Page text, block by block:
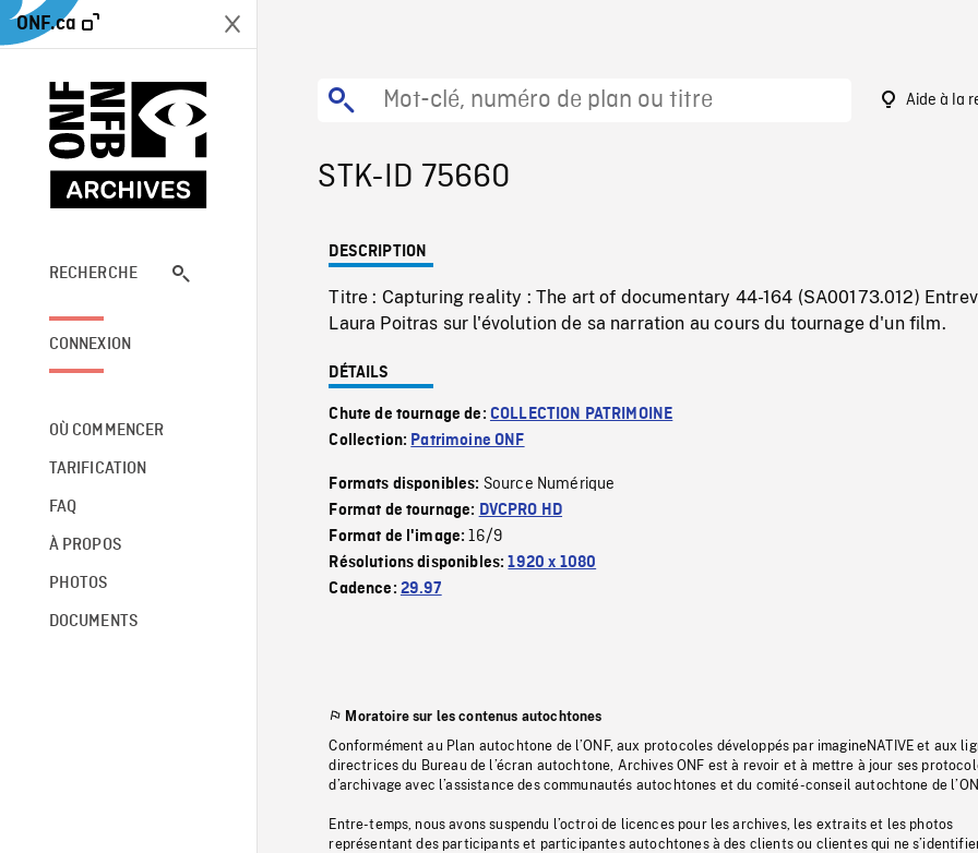
ONF.ca
RECHERCHE
CONNEXION
OÙ COMMENCER
TARIFICATION
FAQ
À PROPOS
PHOTOS
DOCUMENTS
Aide à la
STK-ID 75660
DESCRIPTION
Titre : Capturing reality : The art of documentary 44-164 (SA00173.012)
Laura Poitras sur l'évolution de sa narration au cours du tournage d'un film.
DÉTAILS
Chute de tournage de: COLLECTION PATRIMOINE
Collection: Patrimoine ONF
Formats disponibles: Source Numérique
Format de tournage: DVCPRO HD
Format de l'image:16/9
Résolutions disponibles:1920 x 1080
Cadence: 29.97
Moratoire sur les contenus autochtones
Conformément au Plan autochtone de l’ONF, aux protocoles développés par imagineNATIVE et aux
directrices du Bureau de l’écran autochtone, Archives ONF est à revoir et à mettre à jour ses
d’archivage avec l’assistance des communautés autochtones et du comité-conseil autochtone de
Entre-temps, nous avons suspendu l’octroi de licences pour les archives, les extraits et les photos
représentant des participants et participantes autochtones à des clients ou clientes qui ne